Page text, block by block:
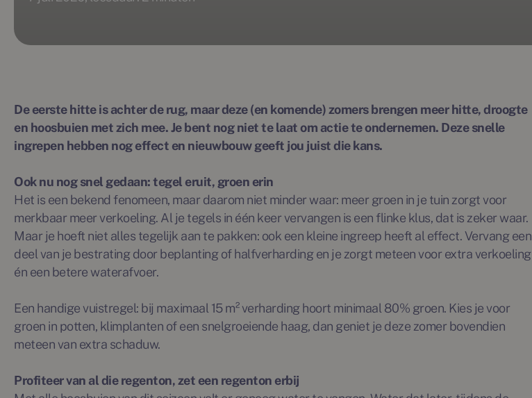
De eerste hitte is achter de rug, maar deze (en komende) zomers brengen meer hitte, droogte
en hoosbuien met zich mee. Je bent nog niet te laat om actie te ondernemen. Deze snelle
ingrepen hebben nog effect en nieuwbouw geeft jou juist die kans.
Ook nu nog snel gedaan: tegel eruit, groen erin
Het is een bekend fenomeen, maar daarom niet minder waar: meer groen in je tuin zorgt voor
merkbaar meer verkoeling. Al je tegels in één keer vervangen is een flinke klus, dat is zeker waar.
Maar je hoeft niet alles tegelijk aan te pakken: ook een kleine ingreep heeft al effect. Vervang een
deel van je bestrating door beplanting of halfverharding en je zorgt meteen voor extra verkoeling
én een betere waterafvoer.
Een handige vuistregel: bij maximaal 15 m² verharding hoort minimaal 80% groen. Kies je voor
groen in potten, klimplanten of een snelgroeiende haag, dan geniet je deze zomer bovendien
meteen van extra schaduw.
Profiteer van al die regenton, zet een regenton erbij